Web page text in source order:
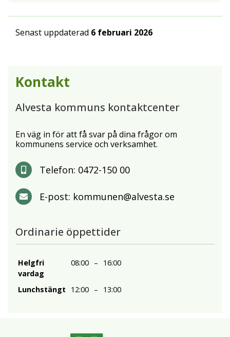
Senast uppdaterad 6 februari 2026
Kontakt
Alvesta kommuns kontaktcenter
En väg in för att få svar på dina frågor om
kommunens service och verksamhet.
Telefon: 0472-150 00
E-post: kommunen@alvesta.se
Ordinarie öppettider
Helgfri
vardag
08:00 – 16:00
Lunchstängt 12:00 – 13:00